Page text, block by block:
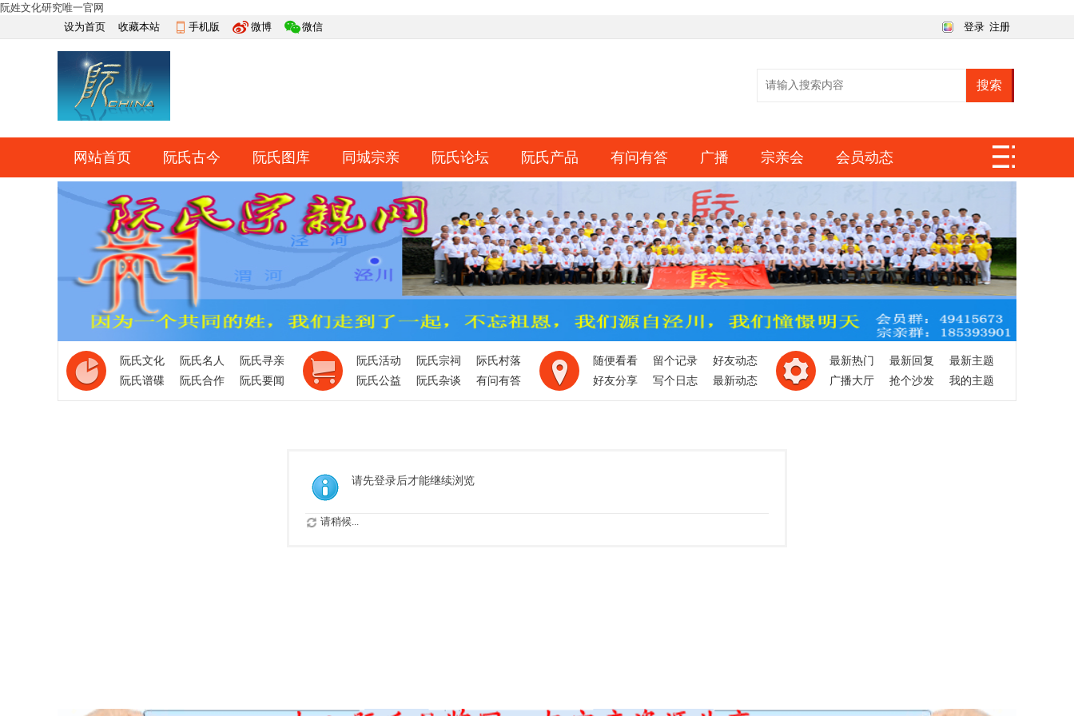
阮姓文化研究唯一官网
设为首页
收藏本站 手机版 微博 微信 登录 注册
搜索
快捷导航
网站首页 阮氏古今 阮氏图库 同城宗亲 阮氏论坛 阮氏产品 有问有答 广播 宗亲会 会员动态
网上祭祀 排行榜 导读 日志
阮氏文化 阮氏名人
阮氏寻亲
阮氏谱碟
阮氏合作 阮氏要闻
阮氏活动 阮氏宗祠
际氏村落
阮氏公益
阮氏杂谈 有问有答
随便看看 留个记录
好友动态
好友分享
写个日志 最新动态
最新热门 最新回复
最新主题
广播大厅
抢个沙发 我的主题
请先登录后才能继续浏览
请稍候...